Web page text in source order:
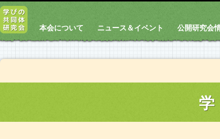
本会について ニュース＆イベント 公開研究会